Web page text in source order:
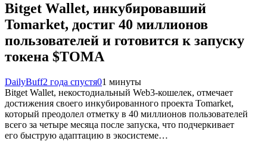
Bitget Wallet, инкубировавший
Tomarket, достиг 40 миллионов
пользователей и готовится к запуску
токена $TOMA
DailyBuff2 года спустя01 минуты
Bitget Wallet, некостодиальный Web3-кошелек, отмечает
достижения своего инкубированного проекта Tomarket,
который преодолел отметку в 40 миллионов пользователей
всего за четыре месяца после запуска, что подчеркивает
его быструю адаптацию в экосистеме…